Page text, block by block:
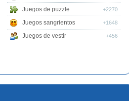
Juegos de puzzle +2270
Juegos sangrientos +1648
Juegos de vestir +456